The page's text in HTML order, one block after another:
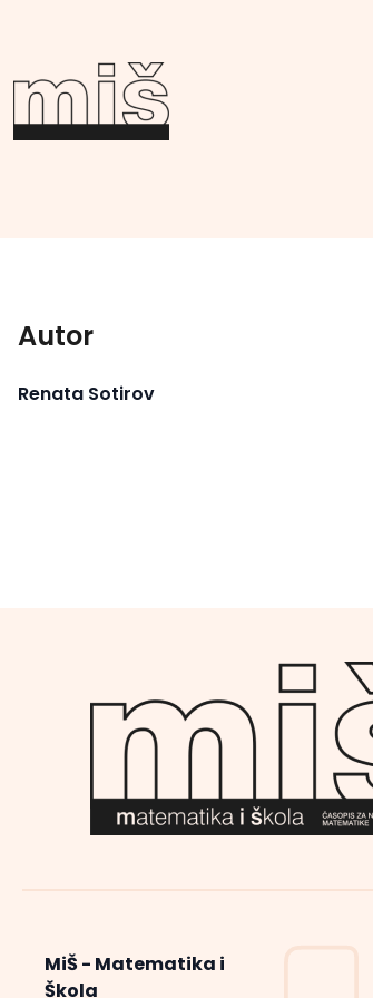
Autor
Renata Sotirov
MiŠ - Matematika i
Škola